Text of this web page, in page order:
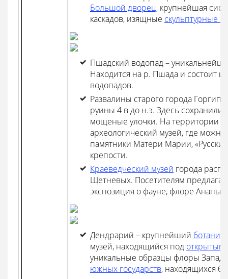
Большой дворец, крупнейшая
каскадов, изящные скульптурные
Пшадский водопад –
Находится на р. Пшада и состоит
водопадов.
Развалины старого города
руины 4 в до н.э. Здесь
мощеные улочки. На территории
археологический музей, где можно
памятники Матери Марии, «Русские
крепости.
Краеведческий музей города
Щетневых. Посетителям
экспозиция о фауне, флоре Анапы,
Дендрарий – крупнейший
музей, находящийся под открытым
уникальные образцы флоры
южных государств, находящихся